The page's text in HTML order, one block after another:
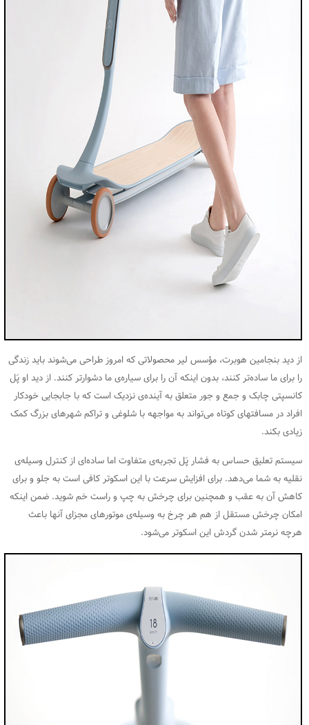
از دید بنجامین هوبرت، مؤسس لیر محصولاتی که امروز طراحی می‌شوند باید زندگی
را برای ما ساده‌تر کنند، بدون اینکه آن را برای سیاره‌ی ما دشوارتر کنند. از دید او پَل
کانسپتی چابک و جمع و جور متعلق به آینده‌ی نزدیک است که با جابجایی خودکار
افراد در مسافتهای کوتاه می‌تواند به مواجهه با شلوغی و تراکم شهرهای بزرگ کمک
زیادی بکند.
سیستم تعلیق حساس به فشار پَل تجربه‌ی متفاوت اما ساده‌ای از کنترل وسیله‌ی
نقلیه به شما می‌دهد. برای افزایش سرعت با این اسکوتر کافی است به جلو و برای
کاهش آن به عقب و همچنین برای چرخش به چپ و راست خم شوید. ضمن اینکه
امکان چرخش مستقل از هم هر چرخ به وسیله‌ی موتورهای مجزای آنها باعث
هرچه نرمتر شدن گردش این اسکوتر می‌شود.